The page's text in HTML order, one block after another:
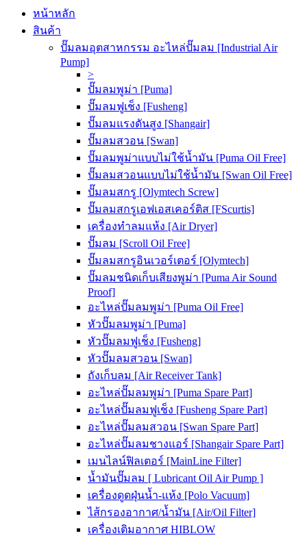
หน้าหลัก
สินค้า
ปั๊มลมอุตสาหกรรม อะไหล่ปั๊มลม [Industrial Air
Pump]
>
ปั๊มลมพูม่า [Puma]
ปั๊มลมฟูเช็ง [Fusheng]
ปั๊มลมแรงดันสูง [Shangair]
ปั๊มลมสวอน [Swan]
ปั๊มลมพูม่าแบบไม่ใช้น้ำมัน [Puma Oil Free]
ปั๊มลมสวอนแบบไม่ใช้น้ำมัน [Swan Oil Free]
ปั๊มลมสกรู [Olymtech Screw]
ปั๊มลมสกรูเอฟเอสเคอร์ติส [FScurtis]
เครื่องทำลมแห้ง [Air Dryer]
ปั๊มลม [Scroll Oil Free]
ปั๊มลมสกรูอินเวอร์เตอร์ [Olymtech]
ปั๊มลมชนิดเก็บเสียงพูม่า [Puma Air Sound
Proof]
อะไหล่ปั๊มลมพูม่า [Puma Oil Free]
หัวปั๊มลมพูม่า [Puma]
หัวปั๊มลมฟูเช็ง [Fusheng]
หัวปั๊มลมสวอน [Swan]
ถังเก็บลม [Air Receiver Tank]
อะไหล่ปั๊มลมพูม่า [Puma Spare Part]
อะไหล่ปั๊มลมฟูเช็ง [Fusheng Spare Part]
อะไหล่ปั๊มลมสวอน [Swan Spare Part]
อะไหล่ปั๊มลมชางแอร์ [Shangair Spare Part]
เมนไลน์ฟิลเตอร์ [MainLine Filter]
น้ำมันปั๊มลม [ Lubricant Oil Air Pump ]
เครื่องดูดฝุ่นน้ำ-แห้ง [Polo Vacuum]
ไส้กรองอากาศ/น้ำมัน [Air/Oil Filter]
เครื่องเติมอากาศ HIBLOW